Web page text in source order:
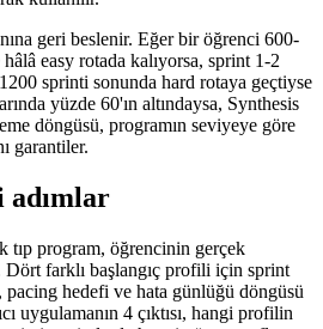
geri beslenir. Eğer bir öğrenci 600-
easy rotada kalıyorsa, sprint 1-2
sprinti sonunda hard rotaya geçtiyse
yüzde 60'ın altındaysa, Synthesis
döngüsü, programın seviyeye göre
garantiler.
adımlar
tıp program, öğrencinin gerçek
farklı başlangıç profili için sprint
pacing hedefi ve hata günlüğü döngüsü
uygulamanın 4 çıktısı, hangi profilin